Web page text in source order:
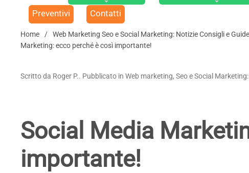
Preventivi
Contatti
Home Web Marketing Seo e Social Marketing: Notizie Consigli e Guide
Marketing: ecco perché è così importante!
Scritto da Roger P.. Pubblicato in Web marketing, Seo e Social
Social Media
importante!